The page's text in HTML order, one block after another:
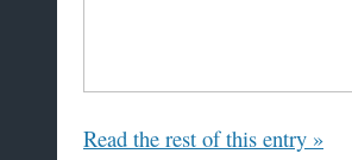
Read the rest of this entry »